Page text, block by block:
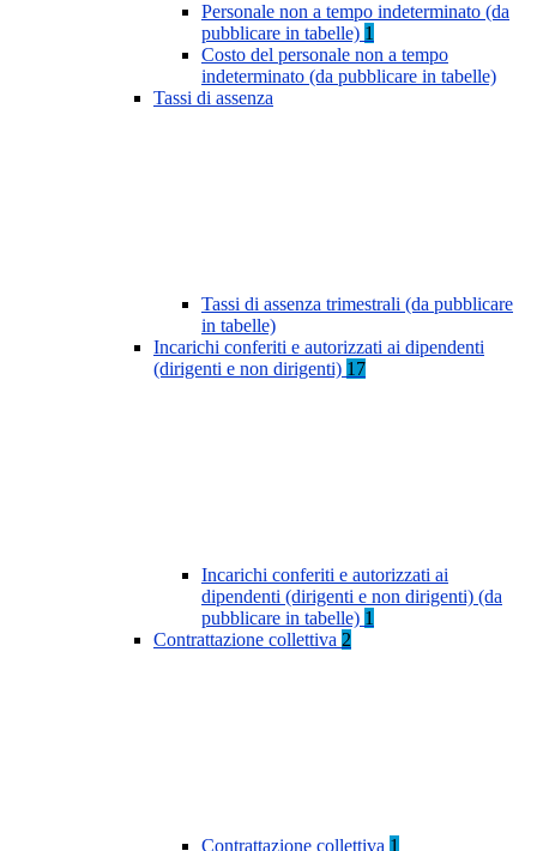
Personale non a tempo indeterminato (da
pubblicare in tabelle) 1
Costo del personale non a tempo
indeterminato (da pubblicare in tabelle)
Tassi di assenza
Tassi di assenza trimestrali (da pubblicare
in tabelle)
Incarichi conferiti e autorizzati ai dipendenti
(dirigenti e non dirigenti) 17
Incarichi conferiti e autorizzati ai
dipendenti (dirigenti e non dirigenti) (da
pubblicare in tabelle) 1
Contrattazione collettiva 2
Contrattazione collettiva 1